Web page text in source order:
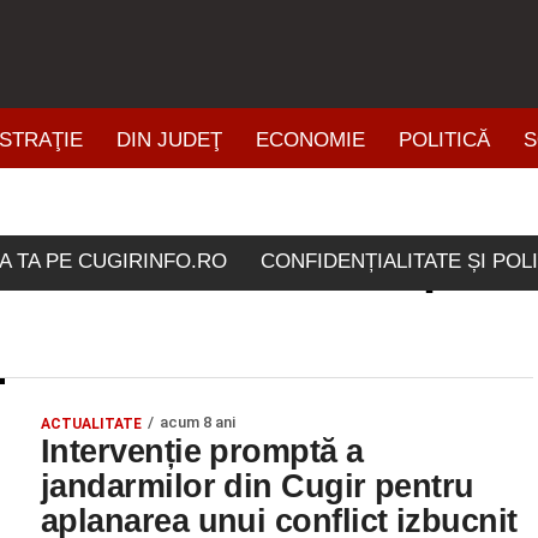
DIN JUDEŢ ECONOMIE POLITICĂ
TA PE CUGIRINFO.RO CONFIDENȚIALITATE ȘI
etichetate
ACTUALITATE acum 8 ani
Intervenție promptă a
jandarmilor din Cugir pentru
aplanarea unui conflict izbucnit